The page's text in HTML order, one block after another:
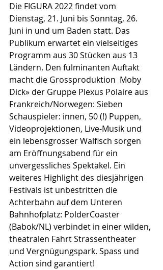
Die FIGURA 2022 findet vom
Dienstag, 21. Juni bis Sonntag, 26.
Juni in und um Baden statt. Das
Publikum erwartet ein vielseitiges
Programm aus 30 Stücken aus 13
Ländern. Den fulminanten Auftakt
macht die Grossproduktion  Moby
Dick» der Gruppe Plexus Polaire aus
Frankreich/Norwegen: Sieben
Schauspieler: innen, 50 (!) Puppen,
Videoprojektionen, Live-Musik und
ein lebensgrosser Walfisch sorgen
am Eröffnungsabend für ein
unvergessliches Spektakel. Ein
weiteres Highlight des diesjährigen
Festivals ist unbestritten die
Achterbahn auf dem Unteren
Bahnhofplatz: PolderCoaster
(Babok/NL) verbindet in einer wilden,
theatralen Fahrt Strassentheater
und Vergnügungspark. Spass und
Action sind garantiert!